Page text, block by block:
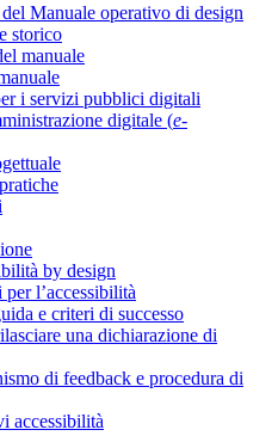
Manuale operativo di design
storico
manuale
i servizi pubblici digitali
digitale (e-
by design
l’accessibilità
e criteri di successo
una dichiarazione di
di feedback e procedura di
accessibilità